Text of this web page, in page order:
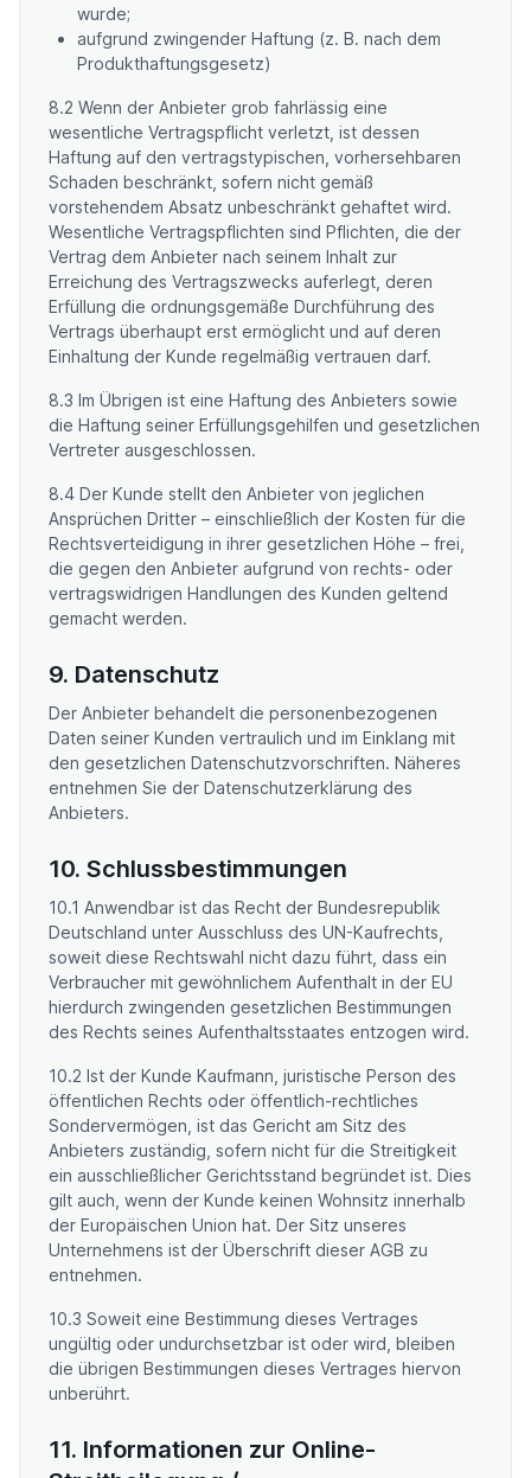
wurde;
aufgrund zwingender Haftung (z. B. nach dem
Produkthaftungsgesetz)
8.2 Wenn der Anbieter grob fahrlässig eine
wesentliche Vertragspflicht verletzt, ist dessen
Haftung auf den vertragstypischen, vorhersehbaren
Schaden beschränkt, sofern nicht gemäß
vorstehendem Absatz unbeschränkt gehaftet wird.
Wesentliche Vertragspflichten sind Pflichten, die der
Vertrag dem Anbieter nach seinem Inhalt zur
Erreichung des Vertragszwecks auferlegt, deren
Erfüllung die ordnungsgemäße Durchführung des
Vertrags überhaupt erst ermöglicht und auf deren
Einhaltung der Kunde regelmäßig vertrauen darf.
8.3 Im Übrigen ist eine Haftung des Anbieters sowie
die Haftung seiner Erfüllungsgehilfen und gesetzlichen
Vertreter ausgeschlossen.
8.4 Der Kunde stellt den Anbieter von jeglichen
Ansprüchen Dritter – einschließlich der Kosten für die
Rechtsverteidigung in ihrer gesetzlichen Höhe – frei,
die gegen den Anbieter aufgrund von rechts- oder
vertragswidrigen Handlungen des Kunden geltend
gemacht werden.
9. Datenschutz
Der Anbieter behandelt die personenbezogenen
Daten seiner Kunden vertraulich und im Einklang mit
den gesetzlichen Datenschutzvorschriften. Näheres
entnehmen Sie der Datenschutzerklärung des
Anbieters.
10. Schlussbestimmungen
10.1 Anwendbar ist das Recht der Bundesrepublik
Deutschland unter Ausschluss des UN-Kaufrechts,
soweit diese Rechtswahl nicht dazu führt, dass ein
Verbraucher mit gewöhnlichem Aufenthalt in der EU
hierdurch zwingenden gesetzlichen Bestimmungen
des Rechts seines Aufenthaltsstaates entzogen wird.
10.2 Ist der Kunde Kaufmann, juristische Person des
öffentlichen Rechts oder öffentlich-rechtliches
Sondervermögen, ist das Gericht am Sitz des
Anbieters zuständig, sofern nicht für die Streitigkeit
ein ausschließlicher Gerichtsstand begründet ist. Dies
gilt auch, wenn der Kunde keinen Wohnsitz innerhalb
der Europäischen Union hat. Der Sitz unseres
Unternehmens ist der Überschrift dieser AGB zu
entnehmen.
10.3 Soweit eine Bestimmung dieses Vertrages
ungültig oder undurchsetzbar ist oder wird, bleiben
die übrigen Bestimmungen dieses Vertrages hiervon
unberührt.
11. Informationen zur Online-